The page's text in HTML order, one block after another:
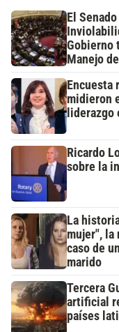
El
Gobierno
Manejo
Encuesta
midieron
Ricardo
sobre la
La
mujer", la
caso de
marido
Tercera
artificial
países